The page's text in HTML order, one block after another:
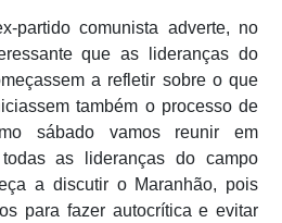
comunista adverte, no
que as lideranças do
a refletir sobre o que
também o processo de
sábado vamos reunir em
as lideranças do campo
a discutir o Maranhão, pois
para fazer autocrítica e evitar